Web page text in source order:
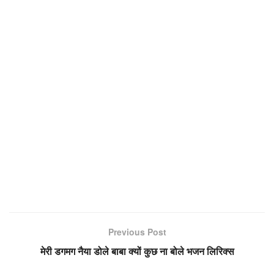
Previous Post
मेरी डगमग नैया डोले बाबा क्यों कुछ ना बोले भजन लिरिक्स